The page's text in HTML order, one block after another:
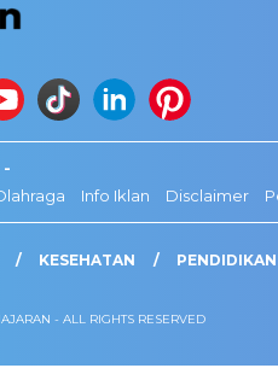
-
Info Iklan Disclaimer
KESEHATAN PENDIDIKAN
- ALL RIGHTS RESERVED